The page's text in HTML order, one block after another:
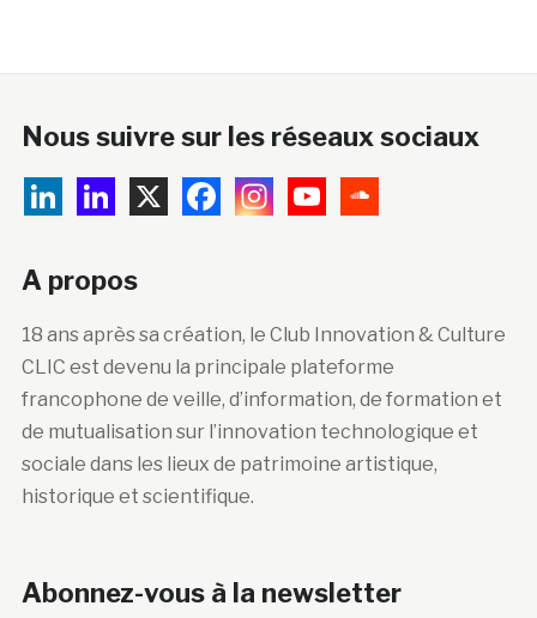
Nous suivre sur les réseaux sociaux
A propos
18 ans après sa création, le Club Innovation & Culture
CLIC est devenu la principale plateforme
francophone de veille, d’information, de formation et
de mutualisation sur l’innovation technologique et
sociale dans les lieux de patrimoine artistique,
historique et scientifique.
Abonnez-vous à la newsletter